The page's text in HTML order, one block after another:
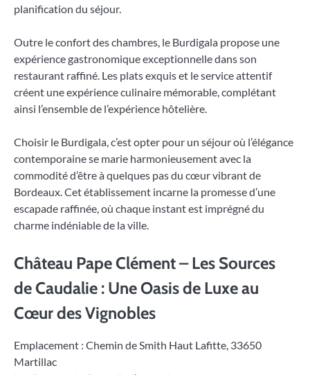
planification du séjour.
Outre le confort des chambres, le Burdigala propose une
expérience gastronomique exceptionnelle dans son
restaurant raffiné. Les plats exquis et le service attentif
créent une expérience culinaire mémorable, complétant
ainsi l’ensemble de l’expérience hôtelière.
Choisir le Burdigala, c’est opter pour un séjour où l’élégance
contemporaine se marie harmonieusement avec la
commodité d’être à quelques pas du cœur vibrant de
Bordeaux. Cet établissement incarne la promesse d’une
escapade raffinée, où chaque instant est imprégné du
charme indéniable de la ville.
Château Pape Clément – Les Sources
de Caudalie : Une Oasis de Luxe au
Cœur des Vignobles
Emplacement : Chemin de Smith Haut Lafitte, 33650
Martillac